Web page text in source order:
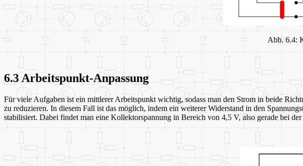
Abb. 6.4:
6.3 Arbeitspunkt-Anpassung
Für viele Aufgaben ist ein mittlerer Arbeitspunkt wichtig, sodass man den Strom in beide
zu reduzieren. In diesem Fall ist das möglich, indem ein weiterer Widerstand in den
stabilisiert. Dabei findet man eine Kollektorspannung in Bereich von 4,5 V, also gerade bei